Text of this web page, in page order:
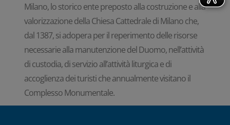
Milano, lo storico ente preposto alla costruzione e alla
valorizzazione della Chiesa Cattedrale di Milano che,
dal 1387, si adopera per il reperimento delle risorse
necessarie alla manutenzione del Duomo, nell’attività
di custodia, di servizio all’attività liturgica e di
accoglienza dei turisti che annualmente visitano il
Complesso Monumentale.